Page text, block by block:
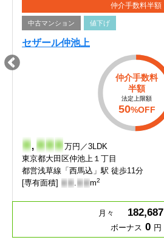
仲介手数料半額
中古マンション 値下げ
セザール仲池上
仲介手数料
半額
法定上限額
50%OFF
- ,- - - 万円／3LDK
東京都大田区仲池上１丁目
都営浅草線「西馬込」駅 徒歩11分
[専有面積] - - .- - m2
月々 182,687
ボーナス 0 円